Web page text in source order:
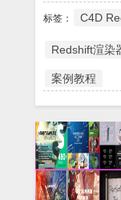
标签： C4D
Redshift渲染
案例教程